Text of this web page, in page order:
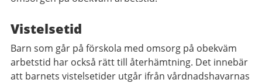
Vistelsetid
Barn som går på förskola med omsorg på obekväm
arbetstid har också rätt till återhämtning. Det innebär
att barnets vistelsetider utgår ifrån vårdnadshavarnas